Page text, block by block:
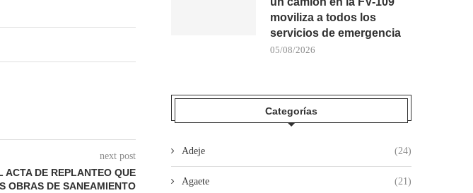
next post
ACTA DE REPLANTEO QUE
OBRAS DE SANEAMIENTO
moviliza a todos los
servicios de emergencia
05/08/2026
Categorías
Adeje (24)
Agaete (21)